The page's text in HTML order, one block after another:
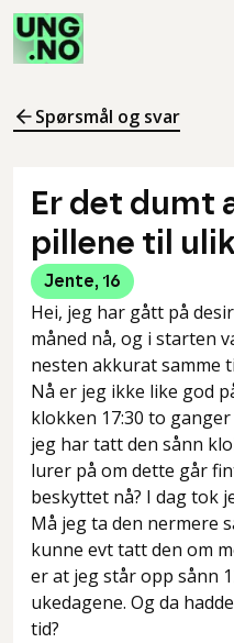
Spørsmål og svar
Er det dumt
pillene til
Jente, 16
Hei, jeg har gått på
måned nå, og i starten
nesten akkurat samme
Nå er jeg ikke like god
klokken 17:30 to
jeg har tatt den sånn
lurer på om dette går
beskyttet nå? I dag tok
Må jeg ta den nermere
kunne evt tatt den om
er at jeg står opp sånn
ukedagene. Og da
tid?